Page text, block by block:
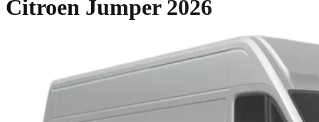
Citroen Jumper 2026